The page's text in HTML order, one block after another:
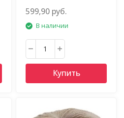
599,90 руб.
В наличии
Купить